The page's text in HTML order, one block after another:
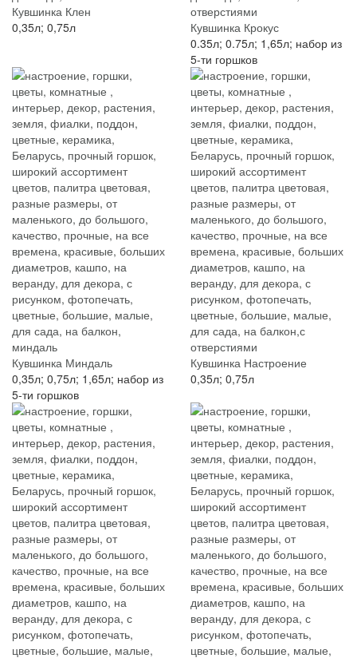
Кувшинка Клен
0,35л; 0,75л
Кувшинка Крокус
0.35л; 0.75л; 1,65л; набор из
5-ти горшков
Кувшинка Миндаль
0,35л; 0,75л; 1,65л; набор из
5-ти горшков
Кувшинка Настроение
0,35л; 0,75л